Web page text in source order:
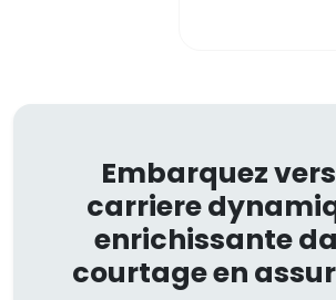
Embarquez
carriere
enrichissante
courtage en